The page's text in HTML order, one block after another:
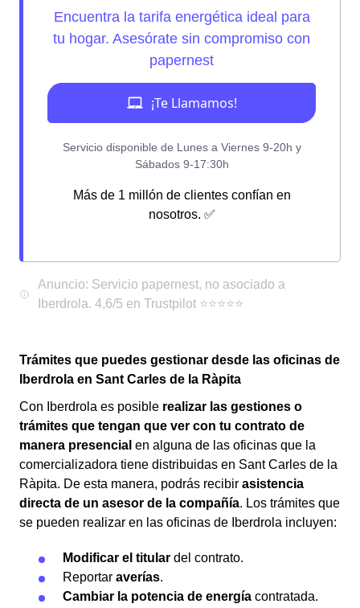
Más de 1 millón de clientes confían en
nosotros. ✅
Trámites que puedes gestionar desde las oficinas de
Iberdrola en Sant Carles de la Ràpita
Con Iberdrola es posible realizar las gestiones o
trámites que tengan que ver con tu contrato de
manera presencial en alguna de las oficinas que la
comercializadora tiene distribuidas en Sant Carles de la
Ràpita. De esta manera, podrás recibir asistencia
directa de un asesor de la compañía. Los trámites que
se pueden realizar en las oficinas de Iberdrola incluyen:
Modificar el titular del contrato.
Reportar averías.
Cambiar la potencia de energía contratada.